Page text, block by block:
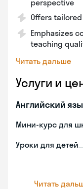
perspective
Offers
Emphasizes
teaching
Читать дальше
Услуги и
Английский
Мини-курс для
Уроки для детей
Читать